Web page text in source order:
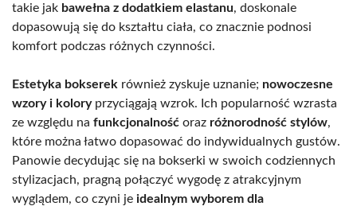
takie jak bawełna z dodatkiem elastanu, doskonale
dopasowują się do kształtu ciała, co znacznie podnosi
komfort podczas różnych czynności.
Estetyka bokserek również zyskuje uznanie; nowoczesne
wzory i koloryprzyciągają wzrok. Ich popularność wzrasta
ze względu na funkcjonalność oraz różnorodność stylów,
które można łatwo dopasować do indywidualnych gustów.
Panowie decydując się na bokserki w swoich codziennych
stylizacjach, pragną połączyć wygodę z atrakcyjnym
wyglądem, co czyni je idealnym wyborem dla